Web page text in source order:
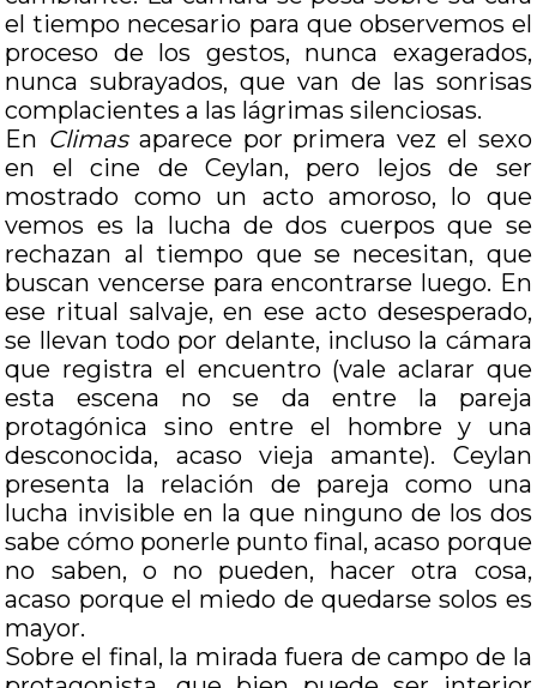
el tiempo necesario para que observemos el
proceso de los gestos, nunca exagerados,
nunca subrayados, que van de las sonrisas
complacientes a las lágrimas silenciosas.
En Climasaparece por primera vez el sexo
en el cine de Ceylan, pero lejos de ser
mostrado como un acto amoroso, lo que
vemos es la lucha de dos cuerpos que se
rechazan al tiempo que se necesitan, que
buscan vencerse para encontrarse luego. En
ese ritual salvaje, en ese acto desesperado,
se llevan todo por delante, incluso la cámara
que registra el encuentro (vale aclarar que
esta escena no se da entre la pareja
protagónica sino entre el hombre y una
desconocida, acaso vieja amante). Ceylan
presenta la relación de pareja como una
lucha invisible en la que ninguno de los dos
sabe cómo ponerle punto final, acaso porque
no saben, o no pueden, hacer otra cosa,
acaso porque el miedo de quedarse solos es
mayor.
Sobre el final, la mirada fuera de campo de la